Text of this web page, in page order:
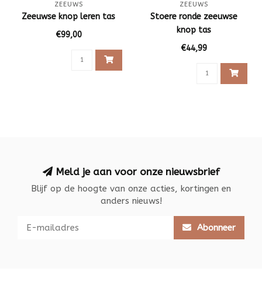
ZEEUWS
Zeeuwse knop leren tas
€99,00
ZEEUWS
Stoere ronde zeeuwse
knop tas
€44,99
Meld je aan voor onze nieuwsbrief
Blijf op de hoogte van onze acties, kortingen en
anders nieuws!
Abonneer